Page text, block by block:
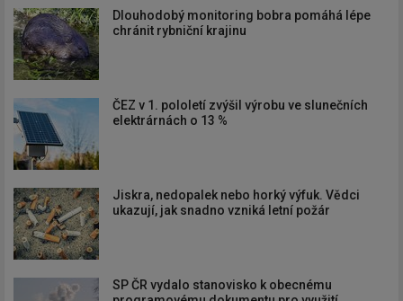
Dlouhodobý monitoring bobra pomáhá lépe
chránit rybniční krajinu
ČEZ v 1. pololetí zvýšil výrobu ve slunečních
elektrárnách o 13 %
Jiskra, nedopalek nebo horký výfuk. Vědci
ukazují, jak snadno vzniká letní požár
SP ČR vydalo stanovisko k obecnému